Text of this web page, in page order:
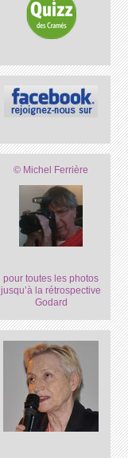
© Michel Ferrière
pour toutes les photos
jusqu’à la rétrospective
Godard